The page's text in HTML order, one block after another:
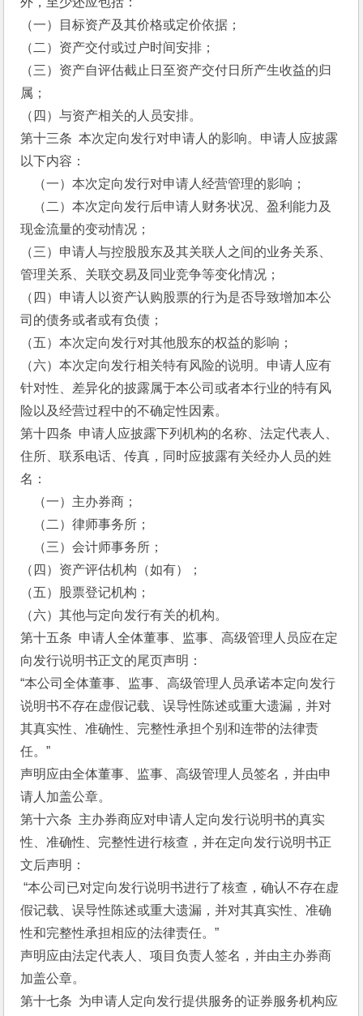
（一）目标资产及其价格或定价依据；
（二）资产交付或过户时间安排；
（三）资产自评估截止日至资产交付日所产生收益的归
属；
（四）与资产相关的人员安排。
第十三条  本次定向发行对申请人的影响。申请人应披露
以下内容：
（一）本次定向发行对申请人经营管理的影响；
（二）本次定向发行后申请人财务状况、盈利能力及
现金流量的变动情况；
（三）申请人与控股股东及其关联人之间的业务关系、
管理关系、关联交易及同业竞争等变化情况；
（四）申请人以资产认购股票的行为是否导致增加本公
司的债务或者或有负债；
（五）本次定向发行对其他股东的权益的影响；
（六）本次定向发行相关特有风险的说明。申请人应有
针对性、差异化的披露属于本公司或者本行业的特有风
险以及经营过程中的不确定性因素。
第十四条  申请人应披露下列机构的名称、法定代表人、
住所、联系电话、传真，同时应披露有关经办人员的姓
名：
（一）主办券商；
（二）律师事务所；
（三）会计师事务所；
（四）资产评估机构（如有）；
（五）股票登记机构；
（六）其他与定向发行有关的机构。
第十五条  申请人全体董事、监事、高级管理人员应在定
向发行说明书正文的尾页声明：
“本公司全体董事、监事、高级管理人员承诺本定向发行
说明书不存在虚假记载、误导性陈述或重大遗漏，并对
其真实性、准确性、完整性承担个别和连带的法律责
任。”
声明应由全体董事、监事、高级管理人员签名，并由申
请人加盖公章。
第十六条  主办券商应对申请人定向发行说明书的真实
性、准确性、完整性进行核查，并在定向发行说明书正
文后声明：
“本公司已对定向发行说明书进行了核查，确认不存在虚
假记载、误导性陈述或重大遗漏，并对其真实性、准确
性和完整性承担相应的法律责任。”
声明应由法定代表人、项目负责人签名，并由主办券商
加盖公章。
第十七条  为申请人定向发行提供服务的证券服务机构应